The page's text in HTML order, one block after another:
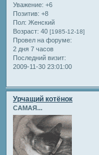
Уважение: +6
Позитив: +8
Пол: Женский
Возраст: 40 [1985-12-18]
Провел на форуме:
2 дня 7 часов
Последний визит:
2009-11-30 23:01:00
Урчащий котёнок
САМАЯ...